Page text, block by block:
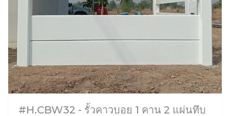
#H.CBW32 - รั้วคาวบอย 1 คาน 2 แผ่นทึบ